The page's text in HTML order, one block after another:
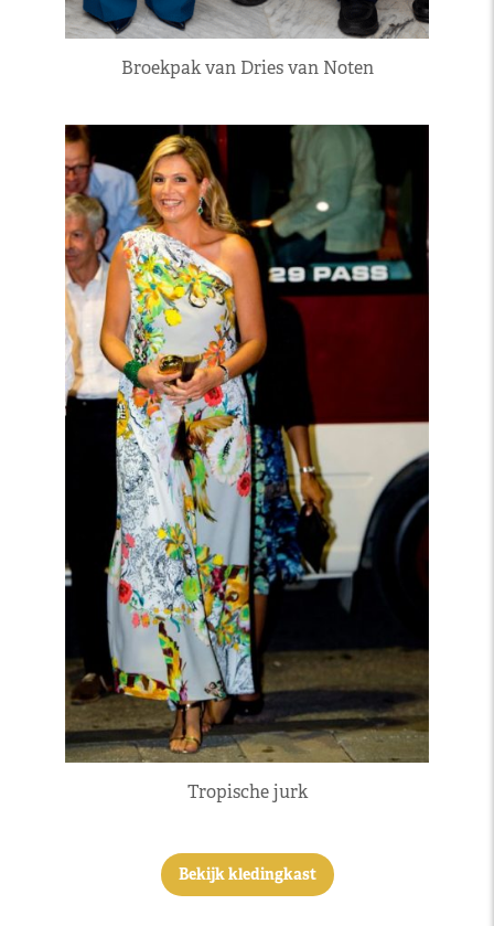
Broekpak van Dries van Noten
Tropische jurk
Bekijk kledingkast